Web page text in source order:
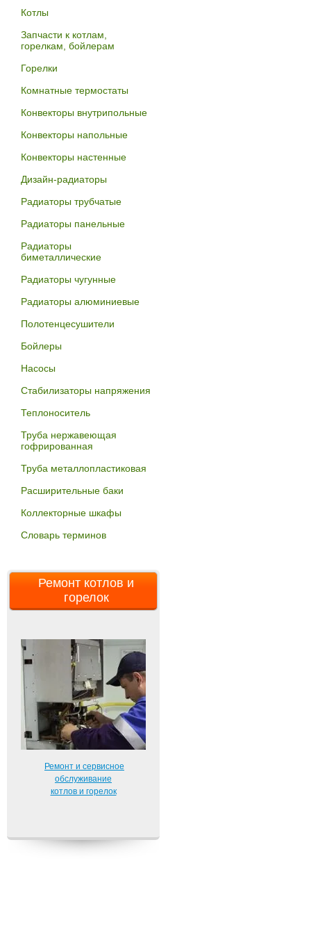
Котлы
Запчасти к котлам,
горелкам, бойлерам
Горелки
Комнатные термостаты
Конвекторы внутрипольные
Конвекторы напольные
Конвекторы настенные
Дизайн-радиаторы
Радиаторы трубчатые
Радиаторы панельные
Радиаторы
биметаллические
Радиаторы чугунные
Радиаторы алюминиевые
Полотенцесушители
Бойлеры
Насосы
Стабилизаторы напряжения
Теплоноситель
Труба нержавеющая
гофрированная
Труба металлопластиковая
Расширительные баки
Коллекторные шкафы
Словарь терминов
Ремонт котлов и
горелок
Ремонт и сервисное
обслуживание
котлов и горелок